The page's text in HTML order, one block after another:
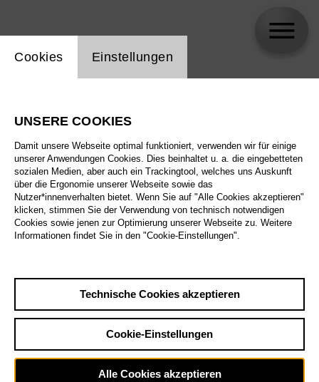
Alle Sparten
Alle Spielstätten
Alle Merkmale
Sa29.8.
Großes Haus
Einstellung Website Cookie
Cookies Einstellungen
UNSERE COOKIES
Damit unsere Webseite optimal funktioniert, verwenden wir für einige
unserer Anwendungen Cookies. Dies beinhaltet u. a. die eingebetteten
sozialen Medien, aber auch ein Trackingtool, welches uns Auskunft
über die Ergonomie unserer Webseite sowie das
Nutzer*innenverhalten bietet. Wenn Sie auf "Alle Cookies akzeptieren"
klicken, stimmen Sie der Verwendung von technisch notwendigen
Cookies sowie jenen zur Optimierung unserer Webseite zu. Weitere
Informationen findet Sie in den "Cookie-Einstellungen".
Technische Cookies akzeptieren
Cookie-Einstellungen
Alle Cookies akzeptieren